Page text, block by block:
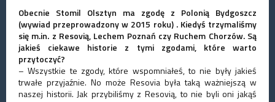
Obecnie Stomil Olsztyn ma zgodę z Polonią Bydgoszcz
(wywiad przeprowadzony w 2015 roku) . Kiedyś trzymaliśmy
się m.in. z Resovią, Lechem Poznań czy Ruchem Chorzów. Są
jakieś ciekawe historie z tymi zgodami, które warto
przytoczyć?
– Wszystkie te zgody, które wspomniałeś, to nie były jakieś
trwałe przyjaźnie. No może Resovia była taką ważniejszą w
naszej historii. Jak przybiliśmy z Resovią, to nie byli oni jakąś